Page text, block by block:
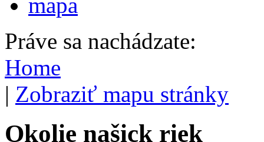
Práve sa nachádzate:
Home
| Zobraziť mapu stránky
Okolie našick riek